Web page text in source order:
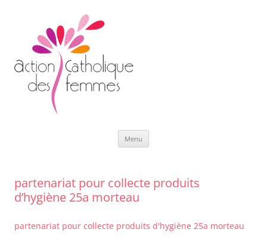
Menu
partenariat pour collecte produits
d’hygiène 25a morteau
partenariat pour collecte produits d'hygiène 25a morteau